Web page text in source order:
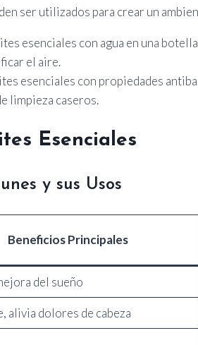
ser utilizados para crear un
esenciales con agua en una
el aire.
esenciales con propiedades
limpieza caseros.
Esenciales
y sus Usos
Beneficios Principales
del sueño
alivia dolores de cabeza